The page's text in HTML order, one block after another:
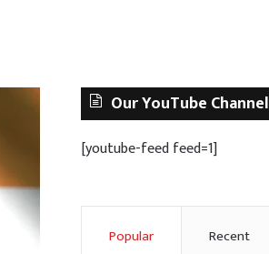
Our YouTube Channel
[youtube-feed feed=1]
Popular Recent